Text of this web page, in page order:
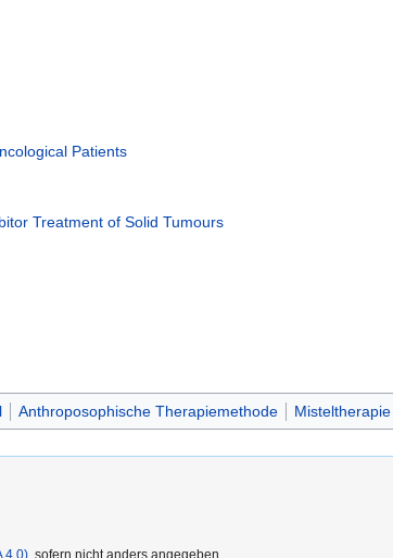
Patients
Treatment of Solid Tumours
Anthroposophische Therapiemethode Misteltherapie
4.0) , sofern nicht anders angegeben.